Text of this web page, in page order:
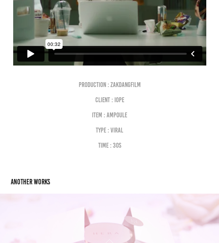
Production : Zakdangfilm
Client : IOPE
Item : Ampoule
Type : VIRAL
Time : 30S
Another works